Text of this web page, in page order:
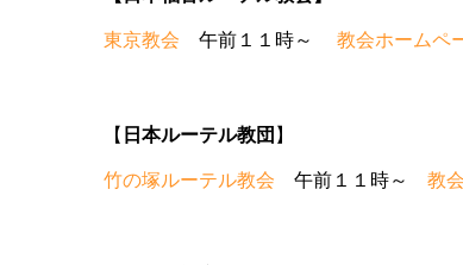
東京教会 午前１１時～ 教会ホームペ
【 日本ルーテル教団 】
竹の塚ルーテル教会 午前１１時～ 教